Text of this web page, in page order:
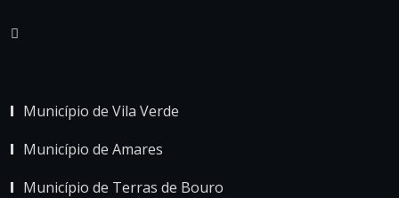
Município de Vila Verde
Município de Amares
Município de Terras de Bouro